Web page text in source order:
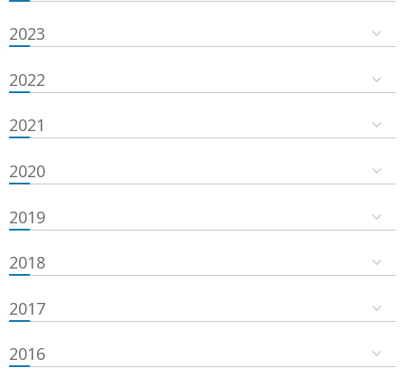
2023
2022
2021
2020
2019
2018
2017
2016